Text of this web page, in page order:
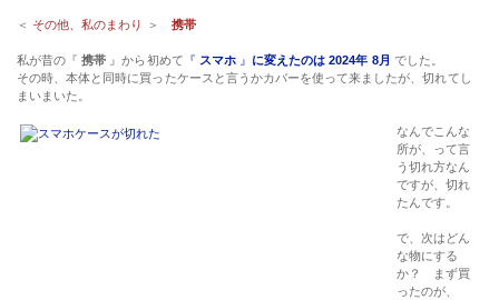
＜ その他、私のまわり ＞ 携帯
私が昔の『携帯 』から初めて 『 スマホ』 に変えたのは 2024年 8月 でした。
その時、本体と同時に買ったケースと言うかカバーを使って来ましたが、切れてし
まいまいた。
なんでこんな
所が、って言
う切れ方なん
ですが、切れ
たんです。
で、次はどん
な物にする
か？ まず買
ったのが、